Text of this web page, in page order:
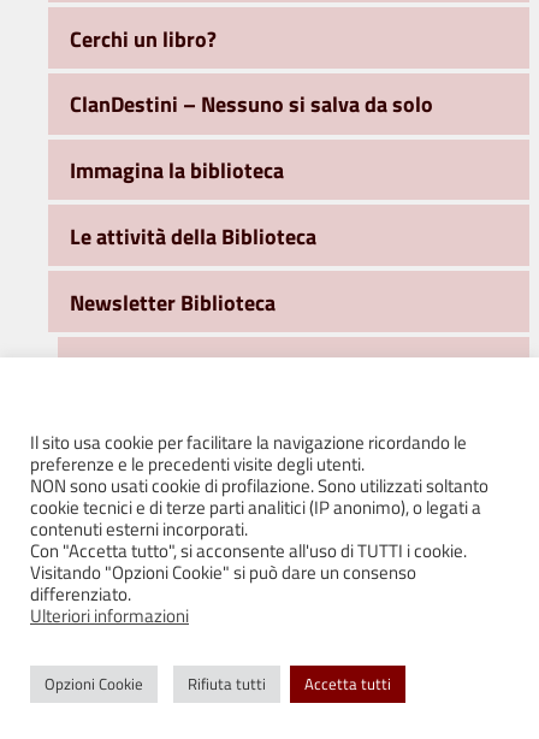
Cerchi un libro?
ClanDestini – Nessuno si salva da solo
Immagina la biblioteca
Le attività della Biblioteca
Newsletter Biblioteca
Cancellati dalla newsletter
Iscrizione alla newsletter
Gemellaggi e Scambi Internazionali
Associazione Gemellaggi “AMICI D’EUROPA”
Immagini dai gemellaggi
Il Castello di Bianello
Il sito usa cookie per facilitare la navigazione ricordando le
preferenze e le precedenti visite degli utenti.
NON sono usati cookie di profilazione. Sono utilizzati soltanto
cookie tecnici e di terze parti analitici (IP anonimo), o legati a
contenuti esterni incorporati.
Con "Accetta tutto", si acconsente all'uso di TUTTI i cookie.
Visitando "Opzioni Cookie" si può dare un consenso
differenziato.
Ulteriori informazioni
Opzioni Cookie Rifiuta tutti Accetta tutti